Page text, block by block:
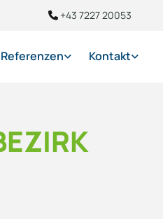
 +43 7227 20053
Referenzen Kontakt